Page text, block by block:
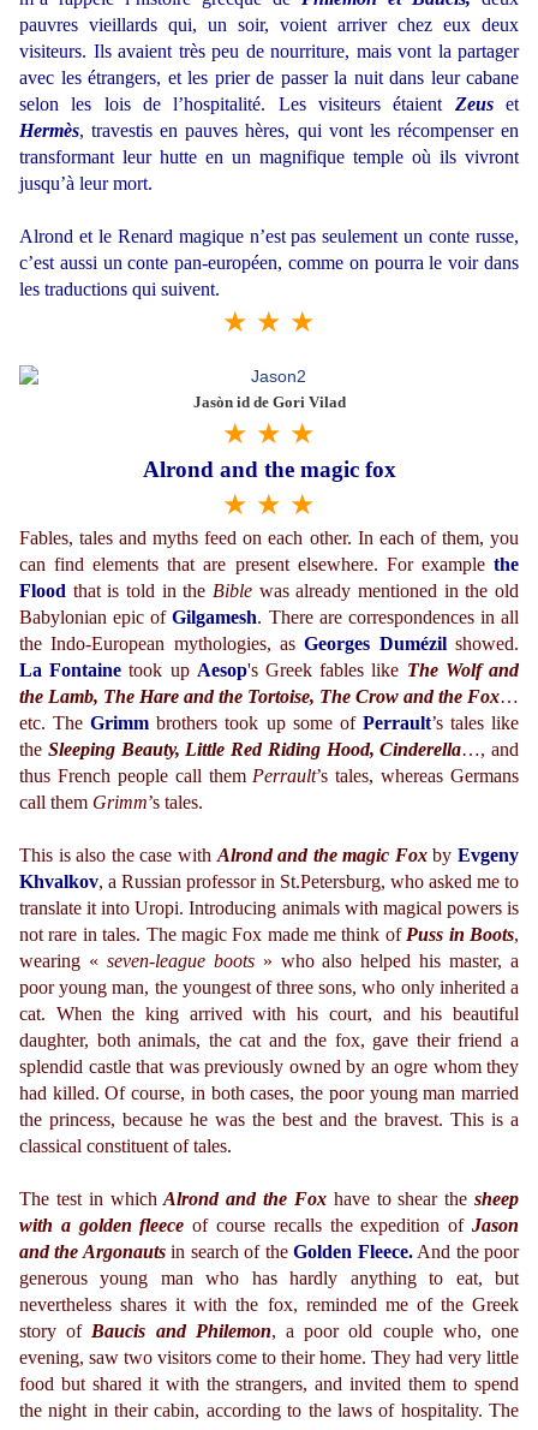
pauvres vieillards qui, un soir, voient arriver chez eux deux
visiteurs. Ils avaient très peu de nourriture, mais vont la partager
avec les étrangers, et les prier de passer la nuit dans leur cabane
selon les lois de l’hospitalité. Les visiteurs étaient Zeuset
Hermès, travestis en pauves hères, qui vont les récompenser en
transformant leur hutte en un magnifique temple où ils vivront
jusqu’à leur mort.
Alrond et le Renard magique n’est pas seulement un conte russe,
c’est aussi un conte pan-européen, comme on pourra le voir dans
les traductions qui suivent.
★ ★ ★
Jasòn id de Gori Vilad
★ ★ ★
Alrond and the magic fox
★ ★ ★
Fables, tales and myths feed on each other. In each of them, you
can find elements that are present elsewhere. For example the
Flood that is told in the Bible was already mentioned in the old
Babylonian epic ofGilgamesh. There are correspondences in all
the Indo-European mythologies, asGeorges Dumézilshowed.
La Fontaine took up Aesop's Greek fables like The Wolf and
the Lamb, The Hare and the Tortoise, The Crow and the Fox…
etc. TheGrimm brothers took up some of Perrault’s tales like
the Sleeping Beauty, Little Red Riding Hood, Cinderella…, and
thus French people call them Perrault’s tales, whereas Germans
call them Grimm’s tales.
This is also the case with Alrond and the magic FoxbyEvgeny
Khvalkov, a Russian professor in St.Petersburg, who asked me to
translate it into Uropi. Introducing animals with magical powers is
not rare in tales. The magic Fox made me think of Puss in Boots,
wearing « seven-league boots» who also helped his master, a
poor young man, the youngest of three sons, who only inherited a
cat. When the king arrived with his court, and his beautiful
daughter, both animals, the cat and the fox, gave their friend a
splendid castle that was previously owned by an ogre whom they
had killed. Of course, in both cases, the poor young man married
the princess, because he was the best and the bravest. This is a
classical constituent of tales.
The test in whichAlrond and the Foxhave to shear thesheep
with a golden fleece of course recalls the expedition ofJason
and the Argonautsin search of theGolden Fleece.And the poor
generous young man who has hardly anything to eat, but
nevertheless shares it with the fox, reminded me of the Greek
story of Baucis and Philemon, a poor old couple who, one
evening, saw two visitors come to their home. They had very little
food but shared it with the strangers, and invited them to spend
the night in their cabin, according to the laws of hospitality. The